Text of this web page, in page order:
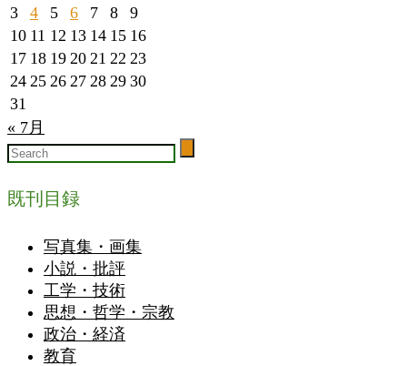
3
4 5 6 7 8
9
10 11 12 13 14 15 16
17 18 19 20 21 22 23
24 25 26 27 28 29 30
31
« 7月
既刊目録
写真集・画集
小説・批評
工学・技術
思想・哲学・宗教
政治・経済
教育